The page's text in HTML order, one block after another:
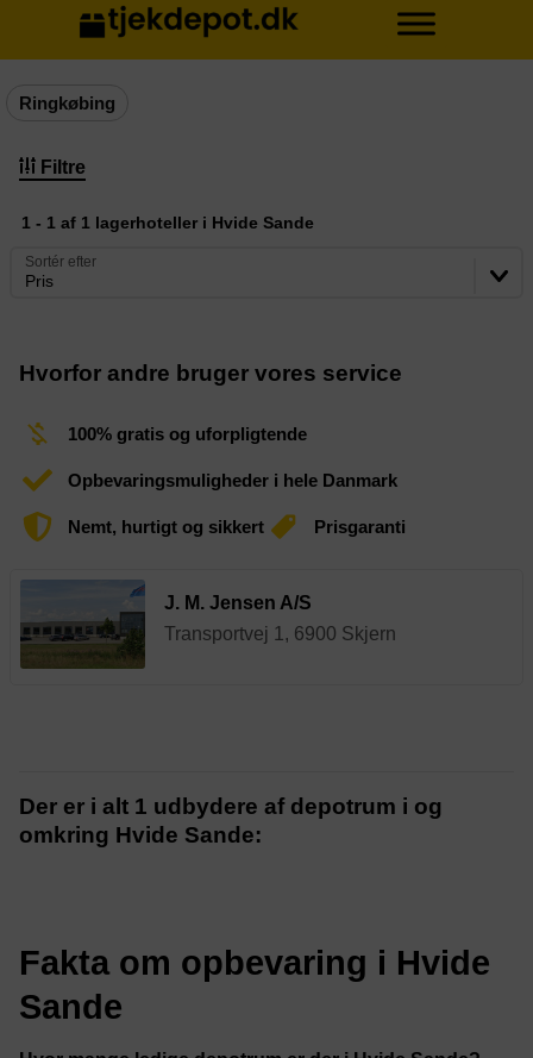
Ringkøbing
Filtre
1 - 1 af 1 lagerhoteller i Hvide Sande
Pris
Sortér efter
Hvorfor andre bruger vores service
100% gratis og uforpligtende
Opbevaringsmuligheder i hele Danmark
Nemt, hurtigt og sikkert Prisgaranti
J. M. Jensen A/S
Transportvej 1, 6900 Skjern
Der er i alt 1 udbydere af depotrum i og
omkring Hvide Sande:
Fakta om opbevaring i Hvide
Sande